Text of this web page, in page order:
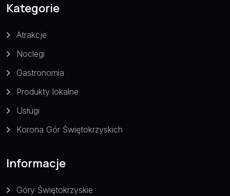
Kategorie
Atrakcje
Noclegi
Gastronomia
Produkty lokalne
Usługi
Korona Gór Świętokrzyskich
Informacje
Góry Świętokrzyskie